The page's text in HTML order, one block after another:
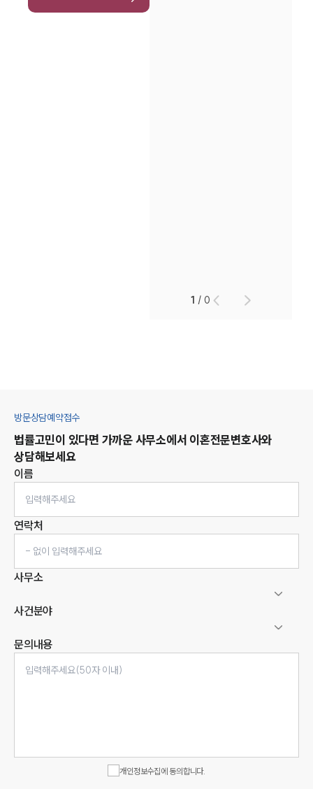
1 /0
방문상담예약접수
법률고민이 있다면 가까운 사무소에서 이혼전문변호사와
상담해보세요
이름
연락처
사무소
사건분야
문의내용
개인정보수집에 동의합니다.